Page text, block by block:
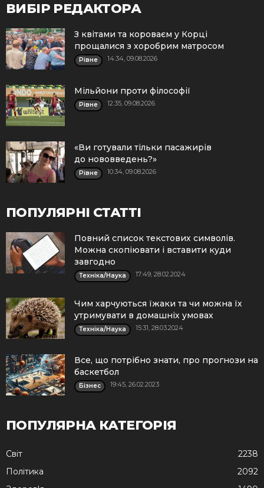
ВИБІР РЕДАКТОРА
З квітами та короваєм у Корці
прощалися з хоробрим матросом
Рівне 14:34, 09.08.2026
Мільйони проти філософії
Рівне 12:35, 09.08.2026
«Ви готували тільки пасажирів
до нововведень?»
Рівне 10:34, 09.08.2026
ПОПУЛЯРНІ СТАТТІ
Повний список текстових символів.
Можна скопіювати і вставити куди
завгодно
Техніка/Наука 17:49, 28.02.2024
Чим харчуються їжаки та чи можна їх
утримувати в домашніх умовах
Техніка/Наука 15:31, 28.03.2024
Все, що потрібно знати, про прогнози на
баскетбол
Бізнес 19:45, 26.02.2023
ПОПУЛЯРНА КАТЕГОРІЯ
Cвіт
2238
Політика
2092